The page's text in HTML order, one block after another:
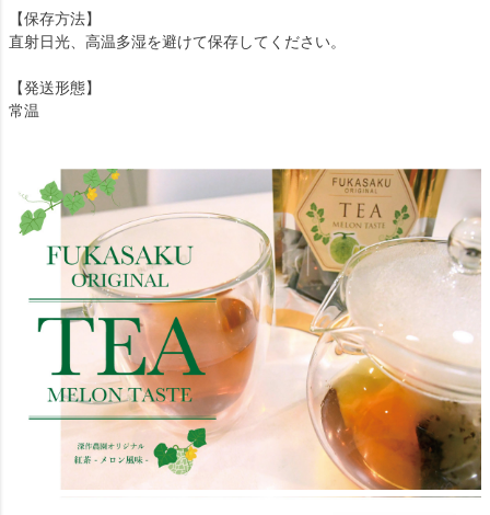
【保存方法】
直射日光、高温多湿を避けて保存してください。
【発送形態】
常温